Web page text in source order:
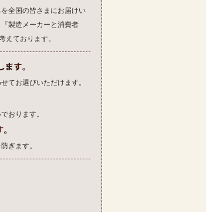
全国の皆さまにお届けい
製造メーカーと消費者
えております。
てお選びいただけます。
おります。
ぎます。